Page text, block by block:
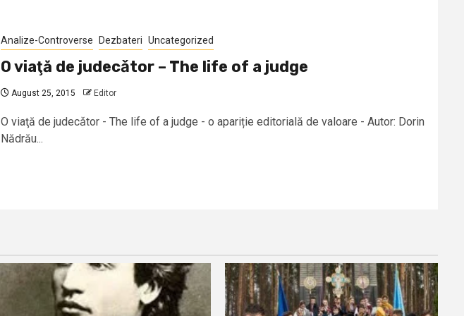
Analize-Controverse Dezbateri Uncategorized
O viaţă de judecǎtor – The life of a judge
August 25, 2015 Editor
O viaţă de judecǎtor - The life of a judge - o apariție editorială de valoare - Autor: Dorin
Nădrău...